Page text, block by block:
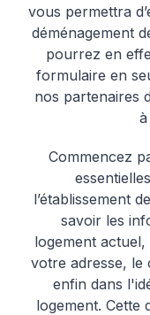
vous permettra
déménagement
pourrez en
formulaire en
nos partenaires
Commencez
l’établissement
savoir les
logement
votre adresse, le
enfin dans
logement. Cette